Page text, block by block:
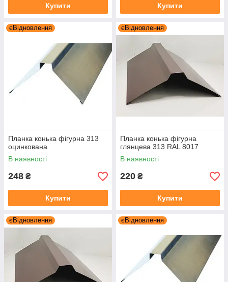
Купити Купити
єВідновлення
Планка конька фігурна 313
оцинкована
В наявності
248 ₴
Купити
єВідновлення
Планка конька фігурна
глянцева 313 RAL 8017
В наявності
220 ₴
Купити
єВідновлення єВідновлення